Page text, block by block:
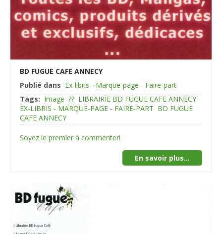
BD FUGUE CAFE ANNECY
Publié dans Ex-libris - Marque-page - Faire-part
Tags: Image ?? LIBRAIRIE BD FUGUE CAFE ANNECY
EX-LIBRIS - MARQUE-PAGE - FAIRE-PART BD FUGUE
CAFE ANNECY
Soyez le premier à commenter!
En savoir plus...